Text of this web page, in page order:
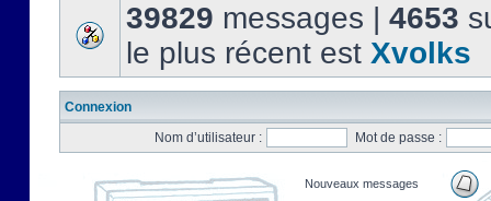
39829 messages | 4653
le plus récent est Xvolks
Connexion
Nom d’utilisateur :
Mot de passe :
Nouveaux messages